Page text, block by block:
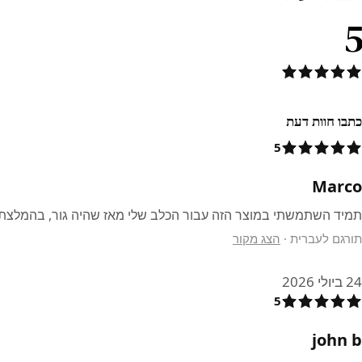
5
כתבו חוות דעת
5
Marco
תמיד השתמשתי במוצר הזה עבור הכלב שלי מאז שהיה גור,
תורגם לעברית · הצג מקור
24 ביולי 2026
5
john b